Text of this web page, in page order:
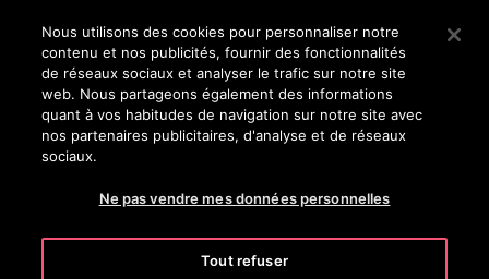
Appuyez sur Entrée pour passer au contenu principal
RECHERCHER
Marie
Nous utilisons des cookies pour personnaliser notre
contenu et nos publicités, fournir des fonctionnalités
de réseaux sociaux et analyser le trafic sur notre site
web. Nous partageons également des informations
quant à vos habitudes de navigation sur notre site avec
nos partenaires publicitaires, d'analyse et de réseaux
sociaux.
Ne pas vendre mes données personnelles
Tout refuser